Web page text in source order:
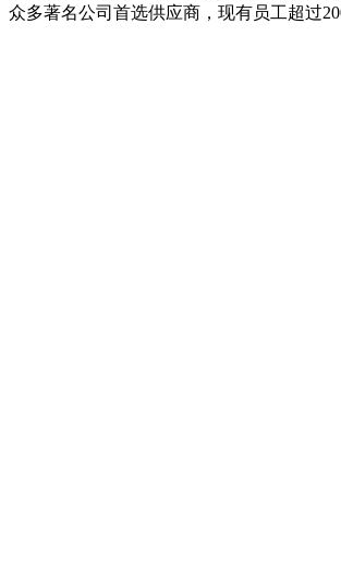
众多著名公司首选供应商，现有员工超过